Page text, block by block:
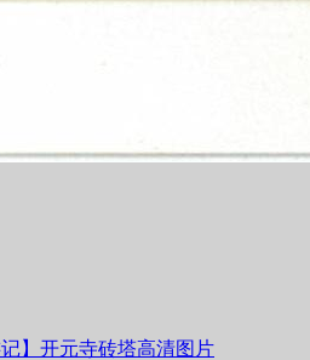
】开元寺砖塔高清图片